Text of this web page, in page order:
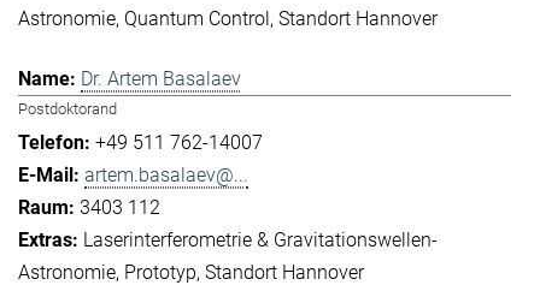
Astronomie Quantum Control Standort Hannover
Dr. Artem Basalaev
Postdoktorand
+49 511 762-14007
artem.basalaev@...
3403 112
Laserinterferometrie & Gravitationswellen-
Astronomie Prototyp Standort Hannover